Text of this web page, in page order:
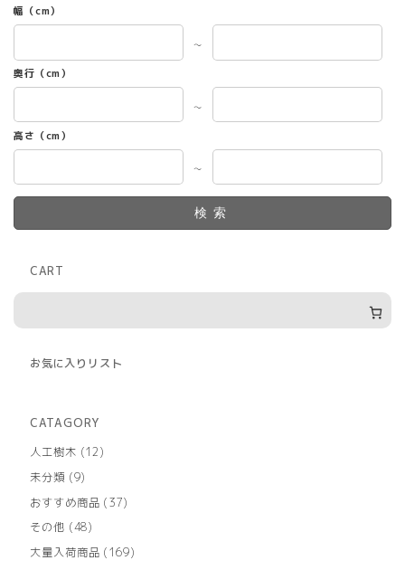
幅（cm）
～
奥行（cm）
～
高さ（cm）
～
検索
CART
お気に入りリスト
CATAGORY
人工樹木
1212
商
未分類 99
の
商
おすすめ商品 3737
商
その他 4848
の
大量入荷商品 169169